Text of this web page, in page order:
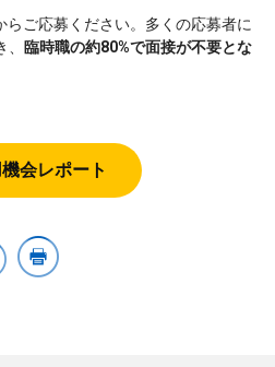
らご応募ください。多くの応募者に
臨時職の約80%で面接が不要とな
会レポート